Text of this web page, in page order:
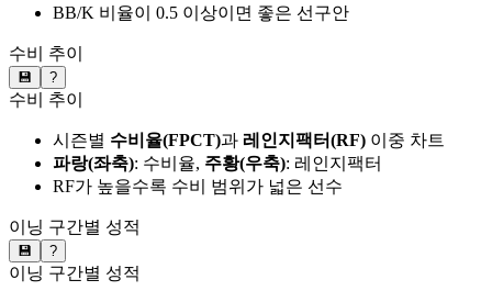
BB/K 비율이 0.5 이상이면 좋은 선구안
수비 추이
💾 ?
수비 추이
시즌별 수비율(FPCT)과 레인지팩터(RF) 이중 차트
파랑(좌축): 수비율, 주황(우축): 레인지팩터
RF가 높을수록 수비 범위가 넓은 선수
이닝 구간별 성적
💾 ?
이닝 구간별 성적